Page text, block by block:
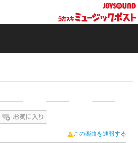
この楽曲を通報する